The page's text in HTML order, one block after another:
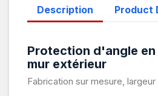
Description Product
Protection d'angle
mur extérieur
Fabrication sur mesure,